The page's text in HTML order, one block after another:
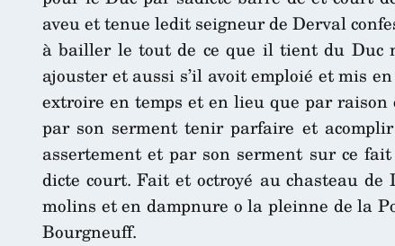
aveu et tenue ledit seigneur de Derval
à bailler le tout de ce que il tient du Duc
ajouster et aussi s’il avoit emploié et mis
extroire en temps et en lieu que par raison
par son serment tenir parfaire et acomplir
assertement et par son serment sur ce
dicte court. Fait et octroyé au chasteau
molins et en dampnure o la pleinne de la
Bourgneuff.